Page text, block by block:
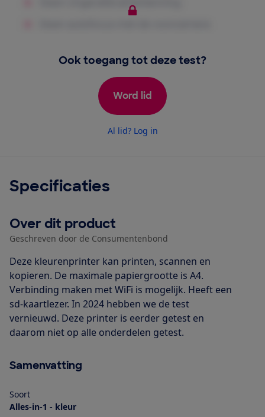
Ook toegang tot deze test?
Word lid
Al lid? Log in
Specificaties
Over dit product
Geschreven door de Consumentenbond
Deze kleurenprinter kan printen, scannen en
kopieren. De maximale papiergrootte is A4.
Verbinding maken met WiFi is mogelijk. Heeft een
sd-kaartlezer. In 2024 hebben we de test
vernieuwd. Deze printer is eerder getest en
daarom niet op alle onderdelen getest.
Samenvatting
Soort
Alles-in-1 - kleur